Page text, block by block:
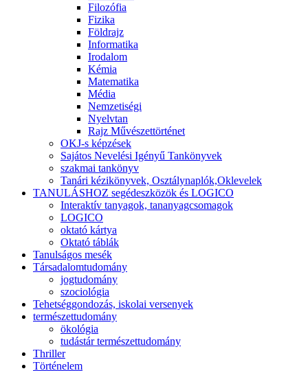
Filozófia
Fizika
Földrajz
Informatika
Irodalom
Kémia
Matematika
Média
Nemzetiségi
Nyelvtan
Rajz Művészettörténet
OKJ-s képzések
Sajátos Nevelési Igényű Tankönyvek
szakmai tankönyv
Tanári kézikönyvek, Osztálynaplók,Oklevelek
TANULÁSHOZ segédeszközök és LOGICO
Interaktív tanyagok, tananyagcsomagok
LOGICO
oktató kártya
Oktató táblák
Tanulságos mesék
Társadalomtudomány
jogtudomány
szociológia
Tehetséggondozás, iskolai versenyek
természettudomány
ökológia
tudástár természettudomány
Thriller
Történelem